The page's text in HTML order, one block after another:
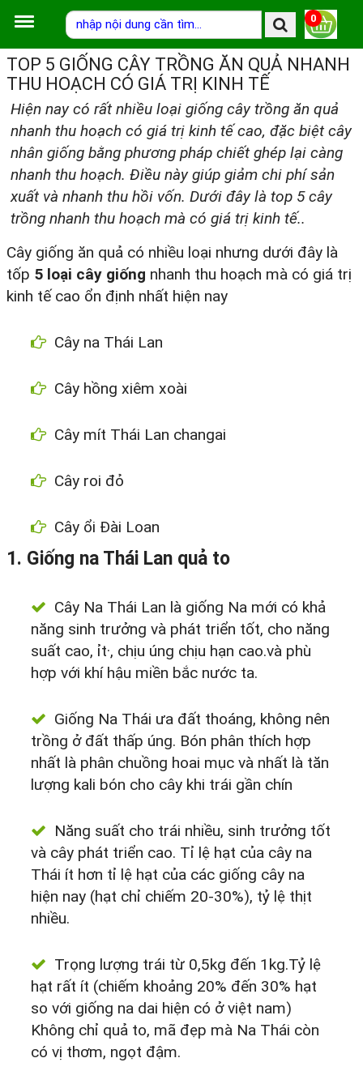
0
TOP 5 GIỐNG CÂY TRỒNG ĂN QUẢ NHANH
THU HOẠCH CÓ GIÁ TRỊ KINH TẾ
Hiện nay có rất nhiều loại giống cây trồng ăn quả
nhanh thu hoạch có giá trị kinh tế cao, đặc biệt cây
nhân giống bằng phương pháp chiết ghép lại càng
nhanh thu hoạch. Điều này giúp giảm chi phí sản
xuất và nhanh thu hồi vốn. Dưới đây là top 5 cây
trồng nhanh thu hoạch mà có giá trị kinh tế..
Cây giống ăn quả có nhiều loại nhưng dưới đây là
tốp 5 loại cây giống nhanh thu hoạch mà có giá trị
kinh tế cao ổn định nhất hiện nay
Cây na Thái Lan
Cây hồng xiêm xoài
Cây mít Thái Lan changai
Cây roi đỏ
Cây ổi Đài Loan
1. Giống na Thái Lan quả to
Cây Na Thái Lan là giống Na mới có khả
năng sinh trưởng và phát triển tốt, cho năng
suất cao, ỉt·, chịu úng chịu hạn cao.và phù
hợp với khí hậu miền bắc nước ta.
Giống Na Thái ưa đất thoáng, không nên
trồng ở đất thấp úng. Bón phân thích hợp
nhất là phân chuồng hoai mục và nhất là tăn
lượng kali bón cho cây khi trái gần chín
Năng suất cho trái nhiều, sinh trưởng tốt
và cây phát triển cao. Tỉ lệ hạt của cây na
Thái ít hơn tỉ lệ hạt của các giống cây na
hiện nay (hạt chỉ chiếm 20-30%), tỷ lệ thịt
nhiều.
Trọng lượng trái từ 0,5kg đến 1kg.Tỷ lệ
hạt rất ít (chiếm khoảng 20% đến 30% hạt
so với giống na dai hiện có ở việt nam)
Không chỉ quả to, mã đẹp mà Na Thái còn
có vị thơm, ngọt đậm.